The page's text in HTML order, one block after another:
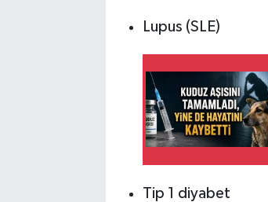
Lupus (SLE)
Tip 1 diyabet